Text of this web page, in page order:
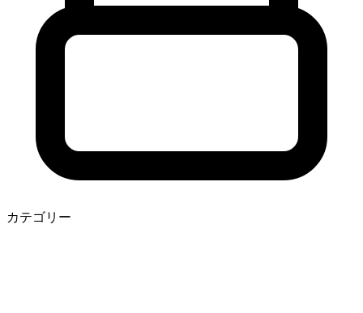
カテゴリー